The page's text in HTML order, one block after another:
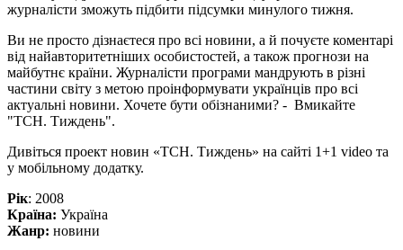
журналісти зможуть підбити підсумки минулого тижня.
Ви не просто дізнаєтеся про всі новини, а й почуєте коментарі
від найавторитетніших особистостей, а також прогнози на
майбутнє країни. Журналісти програми мандрують в різні
частини світу з метою проінформувати українців про всі
актуальні новини. Хочете бути обізнаними? - Вмикайте
"ТСН. Тиждень".
Дивіться проект новин «ТСН. Тиждень» на сайті 1+1 video та
у мобільному додатку.
Рік: 2008
Країна: Україна
Жанр: новини